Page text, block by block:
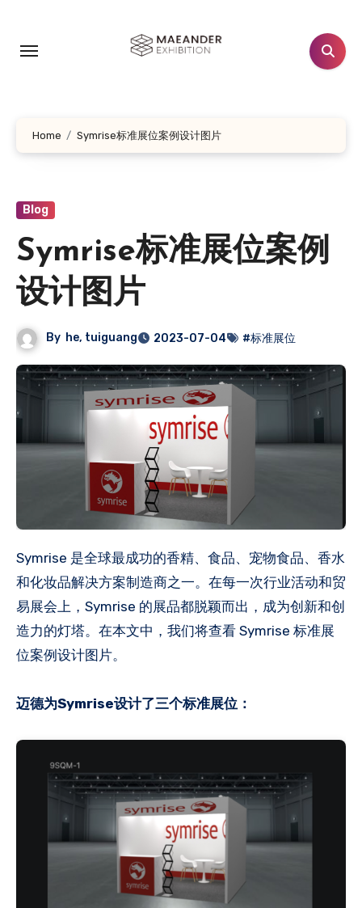
Home Symrise标准展位案例设计图片
Blog
Symrise标准展位案例
设计图片
By he, tuiguang 2023-07-04 #标准展位
Symrise 是全球最成功的香精、食品、宠物食品、香水
和化妆品解决方案制造商之一。在每一次行业活动和贸
易展会上，Symrise 的展品都脱颖而出，成为创新和创
造力的灯塔。在本文中，我们将查看 Symrise 标准展
位案例设计图片。
迈德为Symrise设计了三个标准展位：